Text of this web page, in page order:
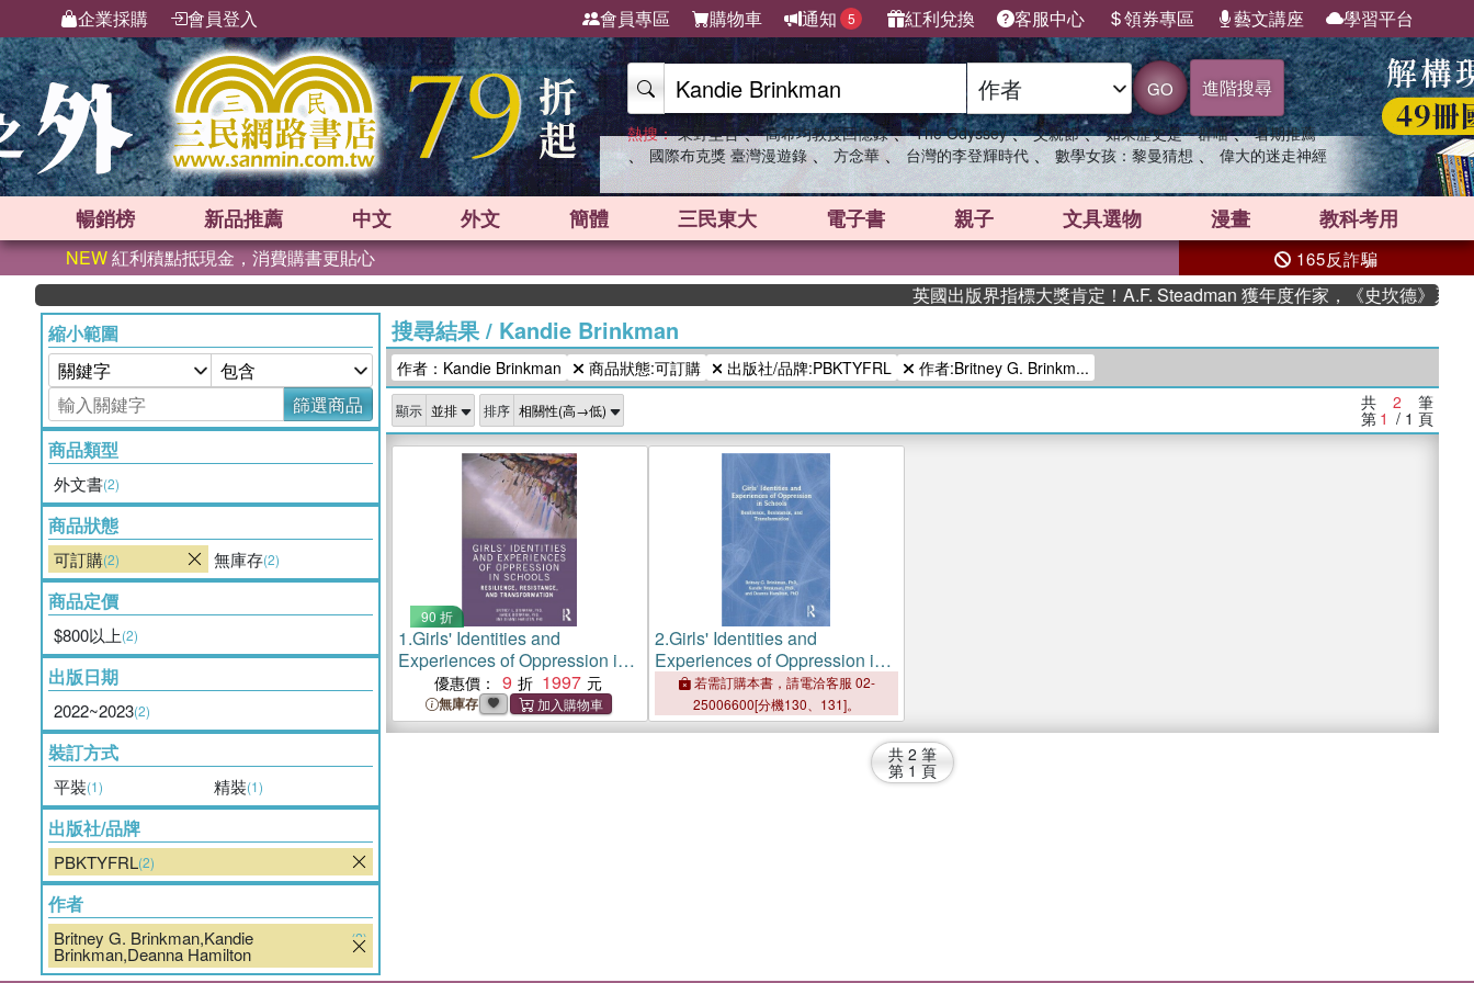
企業採購 會員登入 會員專區 購物車 通知 5 紅利兌換 客服中心 領券專區 藝文講座 學習平台
GO 進階搜尋
熱搜： 東野圭吾 、 高希均教授回憶錄 、 The Odyssey 、 父親節 、 如果歷史是一群喵 、 暑期推薦
、 國際布克獎 臺灣漫遊錄 、 方念華 、 台灣的李登輝時代 、 數學女孩：黎曼猜想 、 偉大的迷走神經
暢銷榜 新品推薦 中文 外文 簡體 三民東大 電子書 親子 文具選物 漫畫 教科考用
NEW紅利積點抵現金，消費購書更貼心 165反詐騙
英國出版界指標大獎肯定！A.F. Steadman 獲年度作家，《史坎德》系列帶
縮小範圍
篩選商品
商品類型
外文書(2)
商品狀態
可訂購(2) 無庫存(2)
商品定價
$800以上(2)
出版日期
2022~2023(2)
裝訂方式
平裝(1) 精裝(1)
出版社/品牌
PBKTYFRL(2)
作者
Britney G. Brinkman,Kandie
Brinkman,Deanna Hamilton
(2)
搜尋結果/ Kandie Brinkman
作者：Kandie Brinkman 商品狀態:可訂購 出版社/品牌:PBKTYFRL 作者:Britney G. Brinkm...
顯示 排序 共 2 筆
第 1 / 1 頁
90 折
1.Girls' Identities and
Experiences of Oppression in
Schools：Resilience,
Resistance, and
Transformation
優惠價： 9 1997
無庫存
2.Girls' Identities and
Experiences of Oppression in
Schools：Resilience,
Resistance, and
Transformation
若需訂購本書，請電洽客服 02-
25006600[分機130、131]。
共 2 筆
第 1 頁